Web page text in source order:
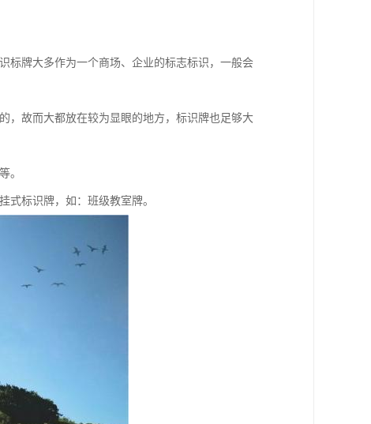
标牌大多作为一个商场、企业的标志标识，一般会
，故而大都放在较为显眼的地方，标识牌也足够大
。
式标识牌，如：班级教室牌。